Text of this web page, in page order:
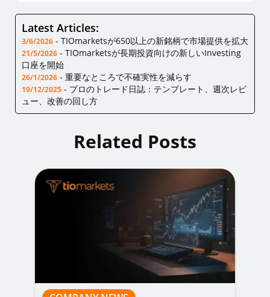
Latest Articles:
3/6/2026 - TIOmarketsが650以上の新銘柄で市場提供を拡大
21/5/2026 - TIOmarketsが長期投資向けの新しいInvesting
口座を開始
26/1/2026 - 重要なところで不確実性を減らす
19/12/2025 - プロのトレード日誌：テンプレート、週次レビ
ュー、改善の回し方
Related Posts